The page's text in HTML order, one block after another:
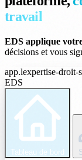
travail
EDS applique
décisions et vous
app.lexpertise-droit-
EDS
Tableau de bord